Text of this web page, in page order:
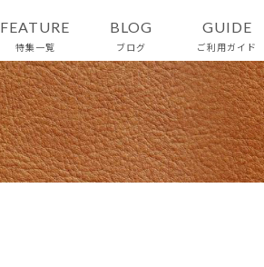
FEATURE
特集一覧
BLOG
ブログ
GUIDE
ご利用ガイド